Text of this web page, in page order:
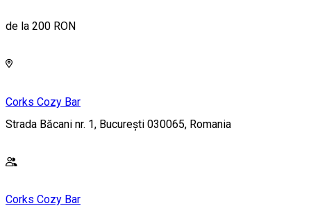
de la 200 RON
Corks Cozy Bar
Strada Băcani nr. 1, București 030065, Romania
Corks Cozy Bar